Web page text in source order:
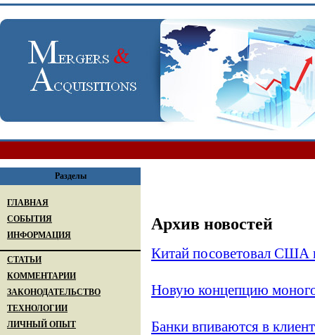
Разделы
ГЛАВНАЯ
СОБЫТИЯ
ИНФОРМАЦИЯ
СТАТЬИ
КОММЕНТАРИИ
ЗАКОНОДАТЕЛЬСТВО
ТЕХНОЛОГИИ
ЛИЧНЫЙ ОПЫТ
Архив новостей
Китай посоветовал США
Новую концепцию
Банки впиваются в